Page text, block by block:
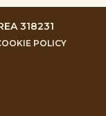
318231
POLICY